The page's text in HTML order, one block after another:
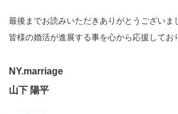
最後までお読みいただきありがとうございま
皆様の婚活が進展する事を心から応援してお
NY.marriage
山下 陽平